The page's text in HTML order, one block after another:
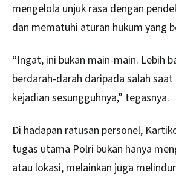
mengelola unjuk rasa dengan
dan mematuhi aturan hukum yang
“Ingat, ini bukan main-main. Lebih
berdarah-darah daripada salah
kejadian sesungguhnya,” tegasnya.
Di hadapan ratusan personel,
tugas utama Polri bukan hanya
atau lokasi, melainkan juga